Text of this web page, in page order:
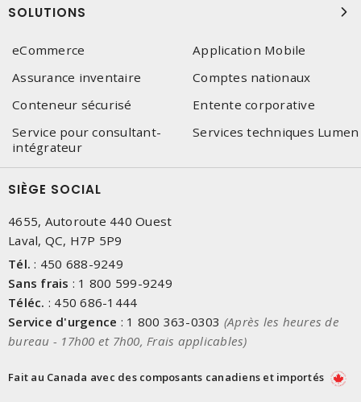
SOLUTIONS
eCommerce
Application Mobile
Assurance inventaire
Comptes nationaux
Conteneur sécurisé
Entente corporative
Service pour consultant-
intégrateur
Services techniques Lumen
SIÈGE SOCIAL
4655, Autoroute 440 Ouest
Laval, QC, H7P 5P9
Tél. : 450 688-9249
Sans frais : 1 800 599-9249
Téléc. : 450 686-1444
Service d'urgence : 1 800 363-0303 (Après les heures de
bureau - 17h00 et 7h00, Frais applicables)
Fait au Canada avec des composants canadiens et importés